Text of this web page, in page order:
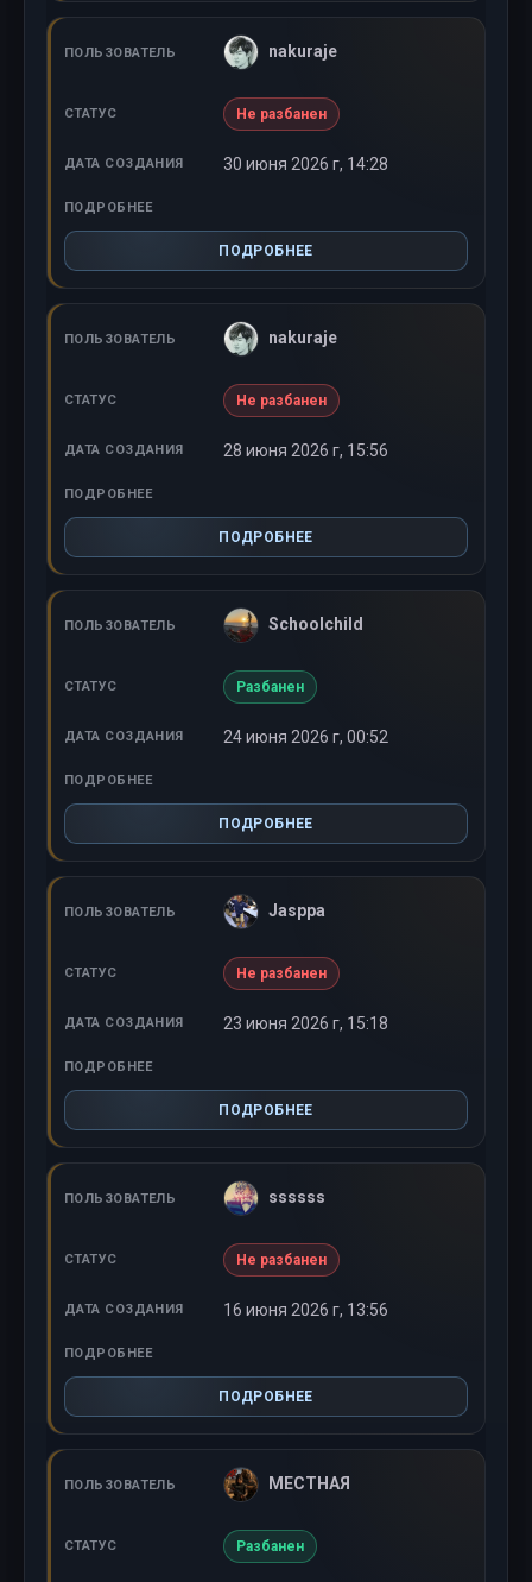
nakuraje
Не разбанен
30 июня 2026 г, 14:28
ПОДРОБНЕЕ
nakuraje
Не разбанен
28 июня 2026 г, 15:56
ПОДРОБНЕЕ
Schoolchild
Разбанен
24 июня 2026 г, 00:52
ПОДРОБНЕЕ
Jasppa
Не разбанен
23 июня 2026 г, 15:18
ПОДРОБНЕЕ
ssssss
Не разбанен
16 июня 2026 г, 13:56
ПОДРОБНЕЕ
МЕСТНАЯ
Разбанен